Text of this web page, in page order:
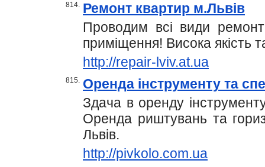
814. Ремонт квартир м.Львів
Проводим всі види
приміщення! Висока якість
http://repair-lviv.at.ua
815. Оренда інструменту та
Здача в оренду
Оренда риштувань та
Львів.
http://pivkolo.com.ua